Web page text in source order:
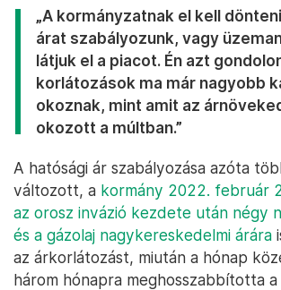
„A kormányzatnak el kell
árat szabályozunk, vagy
látjuk el a piacot. Én azt
korlátozások ma már nagyobb
okoznak, mint amit az
okozott a múltban.”
A hatósági ár szabályozása azóta
változott, a kormány 2022. február
az orosz invázió kezdete után négy
és a gázolaj nagykereskedelmi árára
az árkorlátozást, miután a hónap
három hónapra meghosszabbította